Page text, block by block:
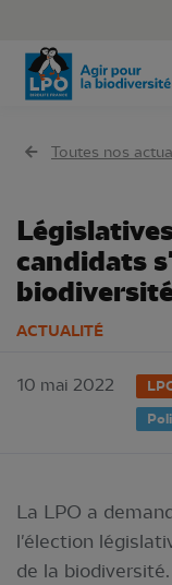
Toutes nos
candidats
ACTUALITÉ
10 mai 2022
La LPO a
l'élection
de la